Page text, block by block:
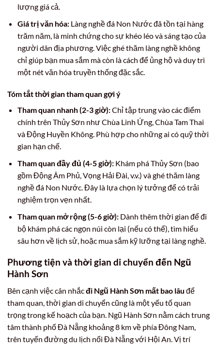
lượng giá cả.
Giá trị văn hóa:Làng nghề đá Non Nước đã tồn tại hàng
trăm năm, là minh chứng cho sự khéo léo và sáng tạo của
người dân địa phương. Việc ghé thăm làng nghề không
chỉ giúp bạn mua sắm mà còn là cách để ủng hộ và duy trì
một nét văn hóa truyền thống đặc sắc.
Tóm tắt thời gian tham quan gợi ý
Tham quan nhanh (2-3 giờ):Chỉ tập trung vào các điểm
chính trên Thủy Sơn như Chùa Linh Ứng, Chùa Tam Thai
và Động Huyền Không. Phù hợp cho những ai có quỹ thời
gian hạn chế.
Tham quan đầy đủ (4-5 giờ):Khám phá Thủy Sơn (bao
gồm Động Âm Phủ, Vọng Hải Đài, v.v.) và ghé thăm làng
nghề đá Non Nước. Đây là lựa chọn lý tưởng để có trải
nghiệm trọn vẹn nhất.
Tham quan mở rộng (5-6 giờ):Dành thêm thời gian để đi
bộ khám phá các ngọn núi còn lại (nếu có thể), tìm hiểu
sâu hơn về lịch sử, hoặc mua sắm kỹ lưỡng tại làng nghề.
Phương tiện và thời gian di chuyển đến Ngũ
Hành Sơn
Bên cạnh việc cân nhắcđi Ngũ Hành Sơn mất bao lâu để
tham quan, thời gian di chuyển cũng là một yếu tố quan
trọng trong kế hoạch của bạn. Ngũ Hành Sơn nằm cách trung
tâm thành phố Đà Nẵng khoảng 8 km về phía Đông Nam,
trên tuyến đường du lịch nối Đà Nẵng với Hội An. Vị trí